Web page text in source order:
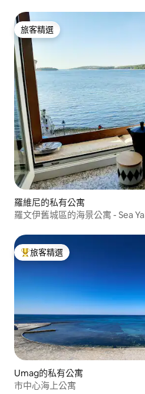
旅客精選
旅客精選
羅維尼的私有公寓
羅文伊舊城區的海景公寓 - Sea Ya
旅客精選榜首
旅客精選
Umag的私有公寓
市中心海上公寓